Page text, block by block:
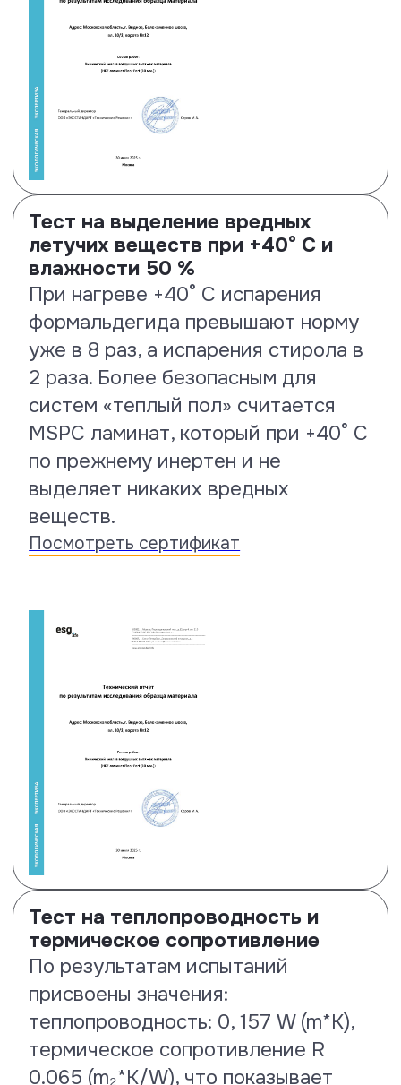
свойства
Ламинированные полы Floor Fort
нпоказывают результат на 35% –
1.46 кВ.
Посмотреть сертификат
Тест на горящую сигарету
Ламинат Floor Fort премиум класса
имеет рейтинг 5: тлеющая и
следов повреждений и не меняет
визуального восприятия
напольного покрытия.
Посмотреть сертификат
Тест на образование
микроцарапин и потерю блеска
По результатам испытаний
ламинату Floor Fort присвоены
наилучшие показатели MSR A1
(потеря блеска) и MSR B1
(образование микроцарапин).
Посмотреть сертификат